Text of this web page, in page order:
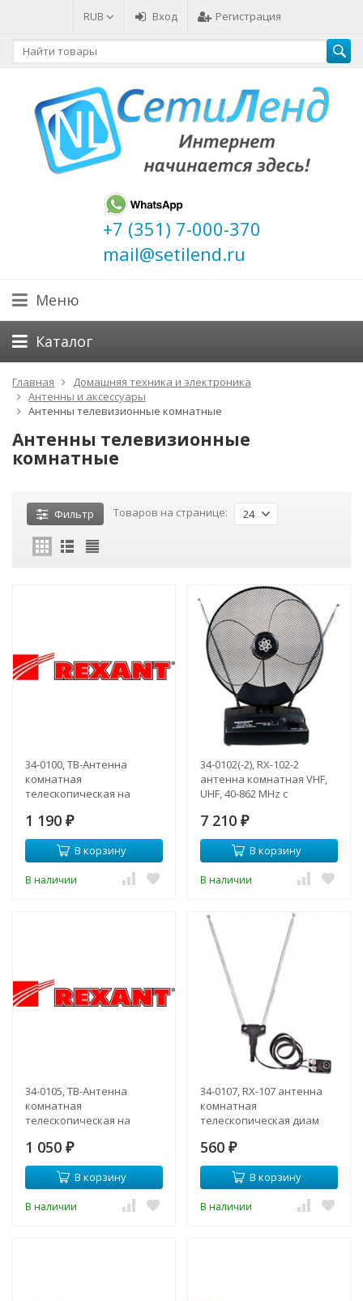
RUB Вход Регистрация
+7 (351) 7-000-370
mail@setilend.ru
Меню
Каталог
Главная
Домашняя техника и электроника
Антенны и аксессуары
Антенны телевизионные комнатные
Антенны телевизионные
комнатные
Фильтр Товаров на странице: 24
34-0100, ТB-Антенна
комнатная
телескопическая на
(модель RX-100)
1 190 ₽
В корзину
В наличии
34-0102(-2), RX-102-2
антенна комнатная VHF,
UHF, 40-862 MHz с
7 210 ₽
В корзину
В наличии
34-0105, ТВ-Антенна
комнатная
телескопическая на
RX-105)
1 050 ₽
В корзину
В наличии
34-0107, RX-107 антенна
комнатная
телескопическая диам
адаптером REXANT
560 ₽
В корзину
В наличии